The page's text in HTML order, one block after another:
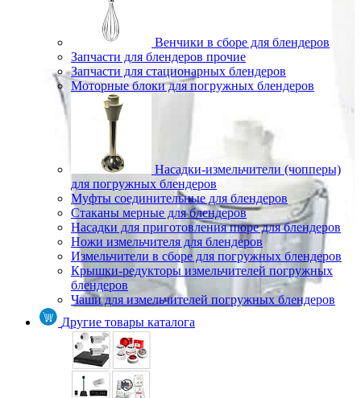
Венчики в сборе для блендеров
Запчасти для блендеров прочие
Запчасти для стационарных блендеров
Моторные блоки для погружных блендеров
Насадки-измельчители (чопперы)
для погружных блендеров
Муфты соединительные для блендеров
Стаканы мерные для блендеров
Насадки для приготовления пюре для блендеров
Ножи измельчителя для блендеров
Измельчители в сборе для погружных блендеров
Крышки-редукторы измельчителей погружных
блендеров
Чаши для измельчителей погружных блендеров
Другие товары каталога